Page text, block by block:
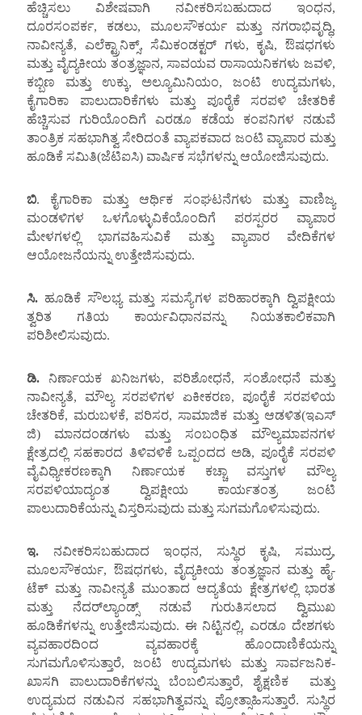
ಹೆಚ್ಚಿಸಲು ವಿಶೇಷವಾಗಿ ನವೀಕರಿಸಬಹುದಾದ ಇಂಧನ,
ದೂರಸಂಪರ್ಕ, ಕಡಲು, ಮೂಲಸೌಕರ್ಯ ಮತ್ತು ನಗರಾಭಿವೃದ್ಧಿ,
ನಾವೀನ್ಯತೆ, ಎಲೆಕ್ಟ್ರಾನಿಕ್ಸ್, ಸೆಮಿಕಂಡಕ್ಟರ್ ಗಳು, ಕೃಷಿ, ಔಷಧಗಳು
ಮತ್ತು ವೈದ್ಯಕೀಯ ತಂತ್ರಜ್ಞಾನ, ಸಾವಯವ ರಾಸಾಯನಿಕಗಳು ಜವಳಿ,
ಕಬ್ಬಿಣ ಮತ್ತು ಉಕ್ಕು, ಅಲ್ಯೂಮಿನಿಯಂ, ಜಂಟಿ ಉದ್ಯಮಗಳು,
ಕೈಗಾರಿಕಾ ಪಾಲುದಾರಿಕೆಗಳು ಮತ್ತು ಪೂರೈಕೆ ಸರಪಳಿ ಚೇತರಿಕೆ
ಹೆಚ್ಚಿಸುವ ಗುರಿಯೊಂದಿಗೆ ಎರಡೂ ಕಡೆಯ ಕಂಪನಿಗಳ ನಡುವೆ
ತಾಂತ್ರಿಕ ಸಹಭಾಗಿತ್ವ ಸೇರಿದಂತೆ ವ್ಯಾಪಕವಾದ ಜಂಟಿ ವ್ಯಾಪಾರ ಮತ್ತು
ಹೂಡಿಕೆ ಸಮಿತಿ(ಜೆಟಿಐಸಿ) ವಾರ್ಷಿಕ ಸಭೆಗಳನ್ನು ಆಯೋಜಿಸುವುದು.
ಬಿ. ಕೈಗಾರಿಕಾ ಮತ್ತು ಆರ್ಥಿಕ ಸಂಘಟನೆಗಳು ಮತ್ತು ವಾಣಿಜ್ಯ
ಮಂಡಳಿಗಳ ಒಳಗೊಳ್ಳುವಿಕೆಯೊಂದಿಗೆ ಪರಸ್ಪರರ ವ್ಯಾಪಾರ
ಮೇಳಗಳಲ್ಲಿ ಭಾಗವಹಿಸುವಿಕೆ ಮತ್ತು ವ್ಯಾಪಾರ ವೇದಿಕೆಗಳ
ಆಯೋಜನೆಯನ್ನು ಉತ್ತೇಜಿಸುವುದು.
ಸಿ.ಹೂಡಿಕೆ ಸೌಲಭ್ಯ ಮತ್ತು ಸಮಸ್ಯೆಗಳ ಪರಿಹಾರಕ್ಕಾಗಿ ದ್ವಿಪಕ್ಷೀಯ
ತ್ವರಿತ ಗತಿಯ ಕಾರ್ಯವಿಧಾನವನ್ನು ನಿಯತಕಾಲಿಕವಾಗಿ
ಪರಿಶೀಲಿಸುವುದು.
ಡಿ.ನಿರ್ಣಾಯಕ ಖನಿಜಗಳು, ಪರಿಶೋಧನೆ, ಸಂಶೋಧನೆ ಮತ್ತು
ನಾವೀನ್ಯತೆ, ಮೌಲ್ಯ ಸರಪಳಿಗಳ ಏಕೀಕರಣ, ಪೂರೈಕೆ ಸರಪಳಿಯ
ಚೇತರಿಕೆ, ಮರುಬಳಕೆ, ಪರಿಸರ, ಸಾಮಾಜಿಕ ಮತ್ತು ಆಡಳಿತ(ಇಎಸ್
ಜಿ) ಮಾನದಂಡಗಳು ಮತ್ತು ಸಂಬಂಧಿತ ಮೌಲ್ಯಮಾಪನಗಳ
ಕ್ಷೇತ್ರದಲ್ಲಿ ಸಹಕಾರದ ತಿಳಿವಳಿಕೆ ಒಪ್ಪಂದದ ಅಡಿ, ಪೂರೈಕೆ ಸರಪಳಿ
ವೈವಿಧ್ಯೀಕರಣಕ್ಕಾಗಿ ನಿರ್ಣಾಯಕ ಕಚ್ಚಾ ವಸ್ತುಗಳ ಮೌಲ್ಯ
ಸರಪಳಿಯಾದ್ಯಂತ ದ್ವಿಪಕ್ಷೀಯ ಕಾರ್ಯತಂತ್ರ ಜಂಟಿ
ಪಾಲುದಾರಿಕೆಯನ್ನು ವಿಸ್ತರಿಸುವುದು ಮತ್ತು ಸುಗಮಗೊಳಿಸುವುದು.
ಇ.ನವೀಕರಿಸಬಹುದಾದ ಇಂಧನ, ಸುಸ್ಥಿರ ಕೃಷಿ, ಸಮುದ್ರ,
ಮೂಲಸೌಕರ್ಯ, ಔಷಧಗಳು, ವೈದ್ಯಕೀಯ ತಂತ್ರಜ್ಞಾನ ಮತ್ತು ಹೈ-
ಟೆಕ್ ಮತ್ತು ನಾವೀನ್ಯತೆ ಮುಂತಾದ ಆದ್ಯತೆಯ ಕ್ಷೇತ್ರಗಳಲ್ಲಿ ಭಾರತ
ಮತ್ತು ನೆದರ್‌ಲ್ಯಾಂಡ್ಸ್ ನಡುವೆ ಗುರುತಿಸಲಾದ ದ್ವಿಮುಖ
ಹೂಡಿಕೆಗಳನ್ನು ಉತ್ತೇಜಿಸುವುದು. ಈ ನಿಟ್ಟಿನಲ್ಲಿ, ಎರಡೂ ದೇಶಗಳು
ವ್ಯವಹಾರದಿಂದ ವ್ಯವಹಾರಕ್ಕೆ ಹೊಂದಾಣಿಕೆಯನ್ನು
ಸುಗಮಗೊಳಿಸುತ್ತಾರೆ, ಜಂಟಿ ಉದ್ಯಮಗಳು ಮತ್ತು ಸಾರ್ವಜನಿಕ-
ಖಾಸಗಿ ಪಾಲುದಾರಿಕೆಗಳನ್ನು ಬೆಂಬಲಿಸುತ್ತಾರೆ, ಶೈಕ್ಷಣಿಕ ಮತ್ತು
ಉದ್ಯಮದ ನಡುವಿನ ಸಹಭಾಗಿತ್ವವನ್ನು ಪ್ರೋತ್ಸಾಹಿಸುತ್ತಾರೆ. ಸುಸ್ಥಿರ